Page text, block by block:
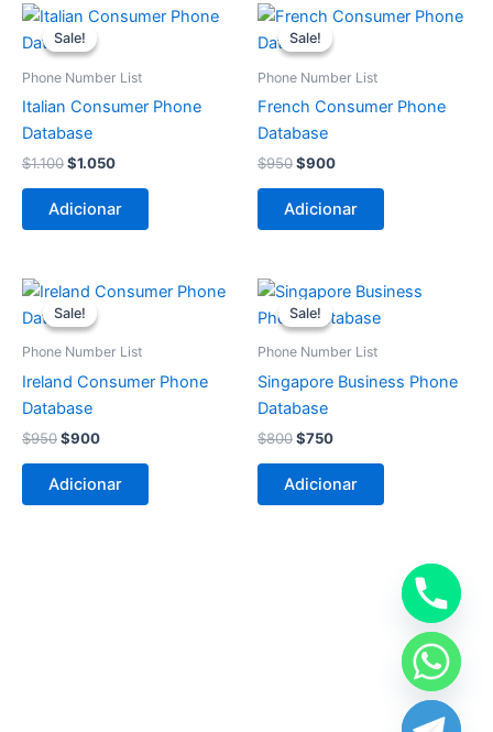
Sale!
Sale!
Phone Number List
Italian Consumer Phone
Database
$1.100
O
preço
original
$1.100.
$1.050
O
$1.050.
Adicionar
Sale!
Sale!
Phone Number List
French Consumer Phone
Database
$950
O
preço
original
$950.
$900
O
$900.
Adicionar
Sale!
Sale!
Phone Number List
Ireland Consumer Phone
Database
$950
O
preço
original
$950.
$900
O
$900.
Adicionar
Sale!
Sale!
Phone Number List
Singapore Business Phone
Database
$800
O
preço
original
$800.
$750
O
atual
$750.
Adicionar